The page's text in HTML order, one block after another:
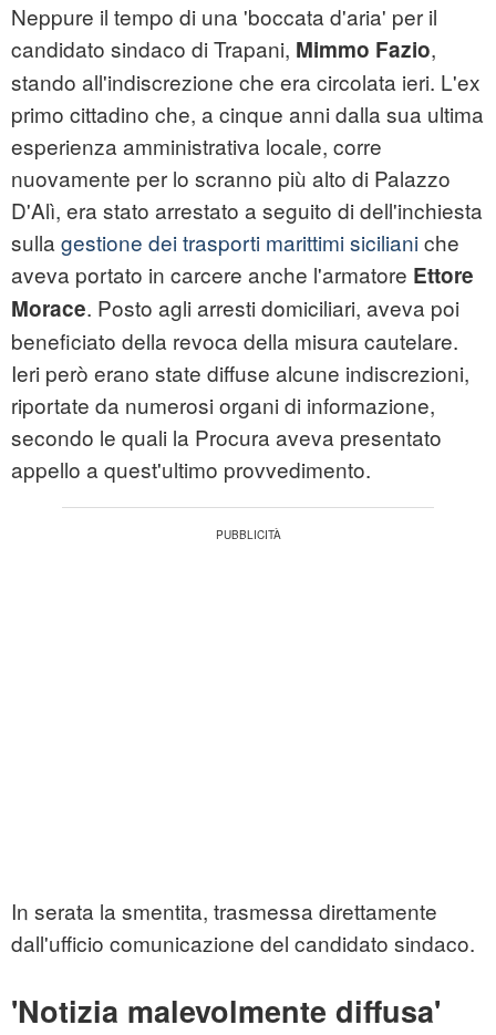
Neppure il tempo di una 'boccata d'aria' per il
candidato sindaco di Trapani, Mimmo Fazio,
stando all'indiscrezione che era circolata ieri. L'ex
primo cittadino che, a cinque anni dalla sua ultima
esperienza amministrativa locale, corre
nuovamente per lo scranno più alto di Palazzo
D'Alì, era stato arrestato a seguito di dell'inchiesta
sulla gestione dei trasporti marittimi sicilianiche
aveva portato in carcere anche l'armatore Ettore
Morace. Posto agli arresti domiciliari, aveva poi
beneficiato della revoca della misura cautelare.
Ieri però erano state diffuse alcune indiscrezioni,
riportate da numerosi organi di informazione,
secondo le quali la Procura aveva presentato
appello a quest'ultimo provvedimento.
In serata la smentita, trasmessa direttamente
dall'ufficio comunicazione del candidato sindaco.
'Notizia malevolmente diffusa'